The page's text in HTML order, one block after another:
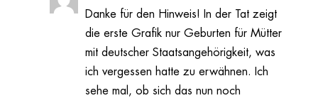
Danke für den Hinweis! In der Tat zeigt
die erste Grafik nur Geburten für Mütter
mit deutscher Staatsangehörigkeit, was
ich vergessen hatte zu erwähnen. Ich
sehe mal, ob sich das nun noch